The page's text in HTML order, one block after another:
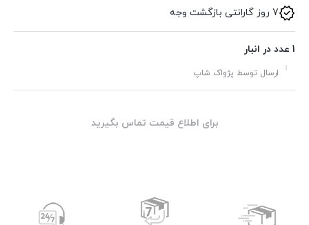
7 روز گارانتی بازگشت وجه
1 عدد در انبار
ارسال توسط پژواک شاپ
برای اطلاع قیمت تماس بگیرید